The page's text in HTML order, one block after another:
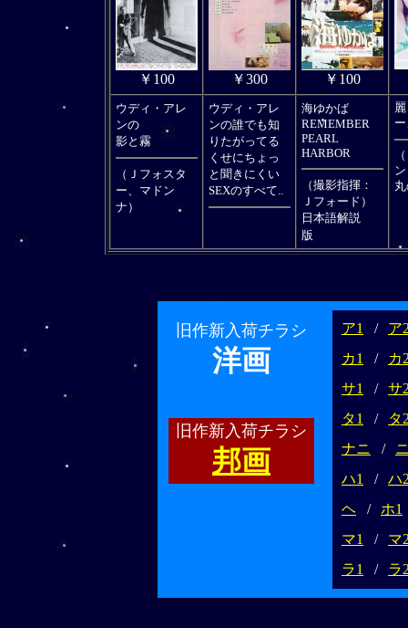
￥100 ￥300 ￥100
ウディ・アレ
ンの
影と霧
（Ｊフォスタ
ー、マドン
ナ）
ウディ・アレ
ンの誰でも知
りたがってる
くせにちょっ
と聞きにくい
SEXのすべて..
海ゆかば
REMEMBER
PEARL
HARBOR
（撮影指揮：
Ｊフォード）
日本語解説
版
旧作新入荷チラシ
洋画
旧作新入荷チラシ
邦画
ア1 /
ア
カ1
/
カ
サ1
/
サ
タ1
/
タ
ナニ
/
ハ1
/
ハ
ヘ
/
ホ1
マ1
/
マ
ラ1
/ ラ